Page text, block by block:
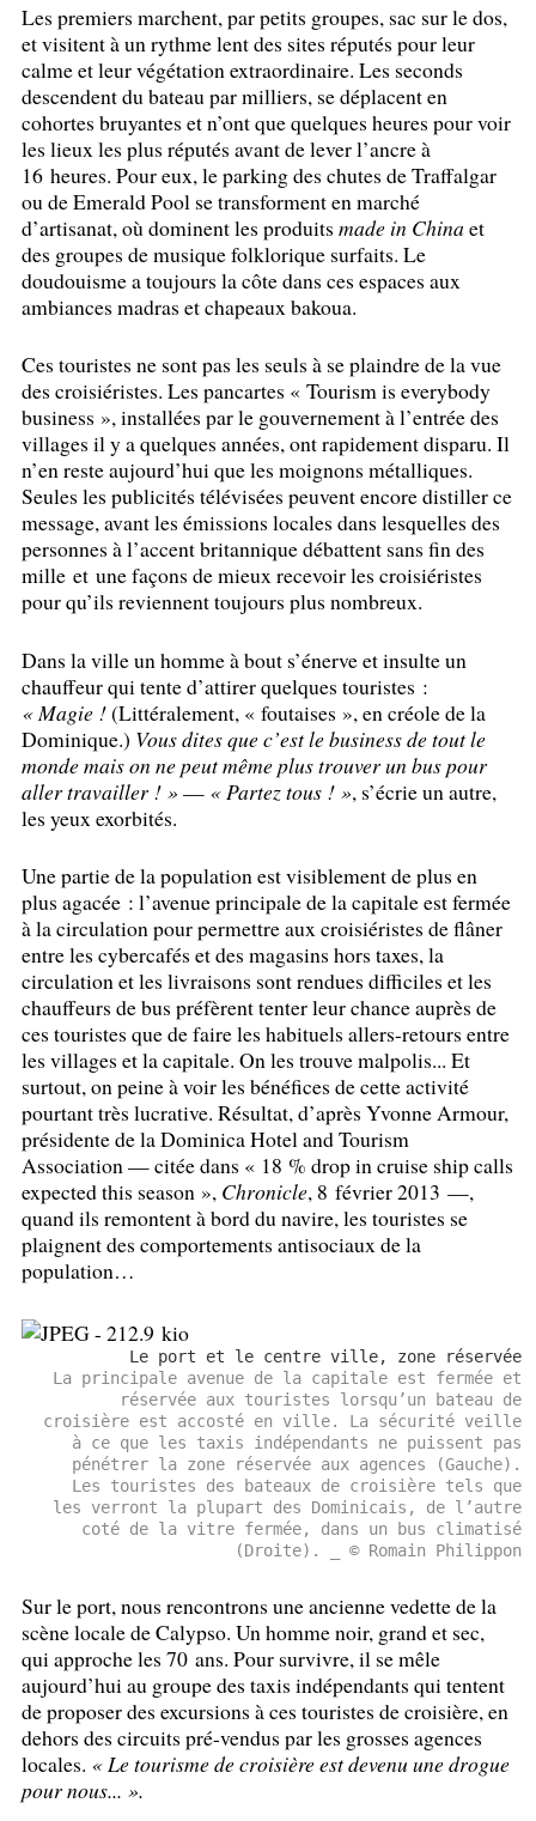
Les premiers marchent, par petits groupes, sac sur le dos,
et visitent à un rythme lent des sites réputés pour leur
calme et leur végétation extraordinaire. Les seconds
descendent du bateau par milliers, se déplacent en
cohortes bruyantes et n’ont que quelques heures pour voir
les lieux les plus réputés avant de lever l’ancre à
16 heures. Pour eux, le parking des chutes de Traffalgar
ou de Emerald Pool se transforment en marché
d’artisanat, où dominent les produits made in Chinaet
des groupes de musique folklorique surfaits. Le
doudouisme a toujours la côte dans ces espaces aux
ambiances madras et chapeaux bakoua.
Ces touristes ne sont pas les seuls à se plaindre de la vue
des croisiéristes. Les pancartes « Tourism is everybody
business », installées par le gouvernement à l’entrée des
villages il y a quelques années, ont rapidement disparu. Il
n’en reste aujourd’hui que les moignons métalliques.
Seules les publicités télévisées peuvent encore distiller ce
message, avant les émissions locales dans lesquelles des
personnes à l’accent britannique débattent sans fin des
mille et une façons de mieux recevoir les croisiéristes
pour qu’ils reviennent toujours plus nombreux.
Dans la ville un homme à bout s’énerve et insulte un
chauffeur qui tente d’attirer quelques touristes :
« Magie !(Littéralement, « foutaises », en créole de la
Dominique.) Vous dites que c’est le business de tout le
monde mais on ne peut même plus trouver un bus pour
aller travailler ! » — « Partez tous ! », s’écrie un autre,
les yeux exorbités.
Une partie de la population est visiblement de plus en
plus agacée : l’avenue principale de la capitale est fermée
à la circulation pour permettre aux croisiéristes de flâner
entre les cybercafés et des magasins hors taxes, la
circulation et les livraisons sont rendues difficiles et les
chauffeurs de bus préfèrent tenter leur chance auprès de
ces touristes que de faire les habituels allers-retours entre
les villages et la capitale. On les trouve malpolis... Et
surtout, on peine à voir les bénéfices de cette activité
pourtant très lucrative. Résultat, d’après Yvonne Armour,
présidente de la Dominica Hotel and Tourism
Association — citée dans « 18 % drop in cruise ship calls
expected this season », Chronicle, 8 février 2013 —,
quand ils remontent à bord du navire, les touristes se
plaignent des comportements antisociaux de la
population…
Le port et le centre ville, zone réservée
La principale avenue de la capitale est fermée et
réservée aux touristes lorsqu’un bateau de
croisière est accosté en ville. La sécurité veille
à ce que les taxis indépendants ne puissent pas
pénétrer la zone réservée aux agences (Gauche).
Les touristes des bateaux de croisière tels que
les verront la plupart des Dominicais, de l’autre
coté de la vitre fermée, dans un bus climatisé
(Droite). _ © Romain Philippon
Sur le port, nous rencontrons une ancienne vedette de la
scène locale de Calypso. Un homme noir, grand et sec,
qui approche les 70 ans. Pour survivre, il se mêle
aujourd’hui au groupe des taxis indépendants qui tentent
de proposer des excursions à ces touristes de croisière, en
dehors des circuits pré-vendus par les grosses agences
locales. « Le tourisme de croisière est devenu une drogue
pour nous... ».